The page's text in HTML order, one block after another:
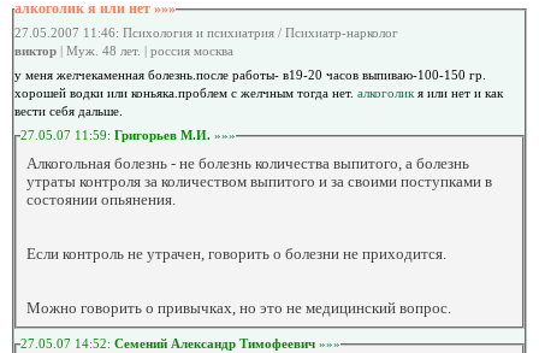
алкоголик я или нет »»»
27.05.2007 11:46: Психология и психиатрия / Психиатр-нарколог
виктор | Муж. 48 лет. | россия москва
у меня желчекаменная болезнь.после работы- в19-20 часов выпиваю-100-150 гр.
хорошей водки или коньяка.проблем с желчным тогда нет. алкоголик я или нет и как
вести себя дальше.
27.05.07 11:59: Григорьев М.И. »»»
Алкогольная болезнь - не болезнь количества выпитого, а болезнь
утраты контроля за количеством выпитого и за своими поступками в
состоянии опьянения.
Если контроль не утрачен, говорить о болезни не приходится.
Можно говорить о привычках, но это не медицинский вопрос.
27.05.07 14:52: Семений Александр Тимофеевич »»»